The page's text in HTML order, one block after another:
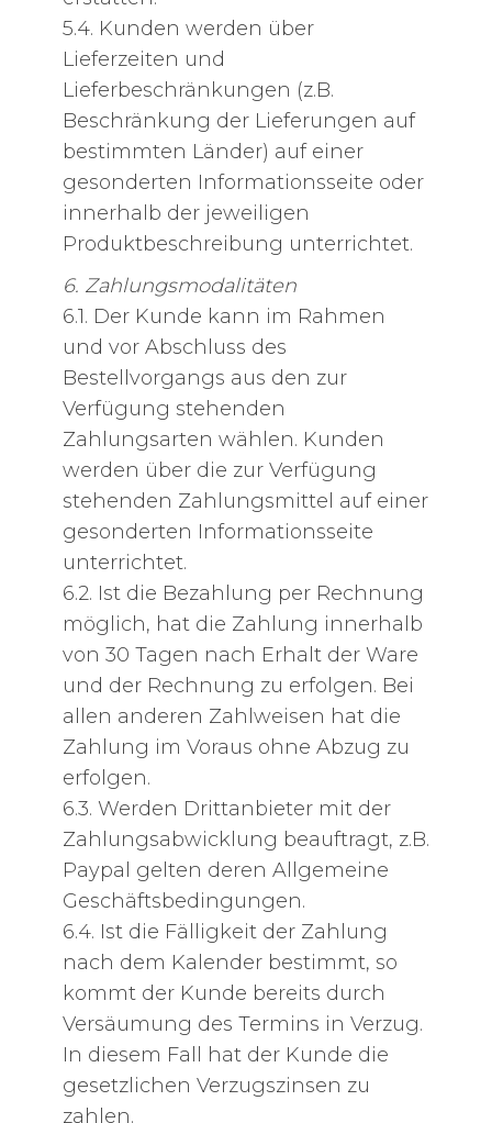
5.4. Kunden werden über
Lieferzeiten und
Lieferbeschränkungen (z.B.
Beschränkung der Lieferungen auf
bestimmten Länder) auf einer
gesonderten Informationsseite oder
innerhalb der jeweiligen
Produktbeschreibung unterrichtet.
6. Zahlungsmodalitäten
6.1. Der Kunde kann im Rahmen
und vor Abschluss des
Bestellvorgangs aus den zur
Verfügung stehenden
Zahlungsarten wählen. Kunden
werden über die zur Verfügung
stehenden Zahlungsmittel auf einer
gesonderten Informationsseite
unterrichtet.
6.2. Ist die Bezahlung per Rechnung
möglich, hat die Zahlung innerhalb
von 30 Tagen nach Erhalt der Ware
und der Rechnung zu erfolgen. Bei
allen anderen Zahlweisen hat die
Zahlung im Voraus ohne Abzug zu
erfolgen.
6.3. Werden Drittanbieter mit der
Zahlungsabwicklung beauftragt, z.B.
Paypal gelten deren Allgemeine
Geschäftsbedingungen.
6.4. Ist die Fälligkeit der Zahlung
nach dem Kalender bestimmt, so
kommt der Kunde bereits durch
Versäumung des Termins in Verzug.
In diesem Fall hat der Kunde die
gesetzlichen Verzugszinsen zu
zahlen.